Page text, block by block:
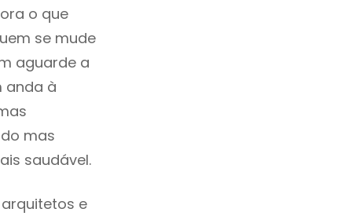
o que
se mude
aguarde a
anda à
mas
saudável.
e